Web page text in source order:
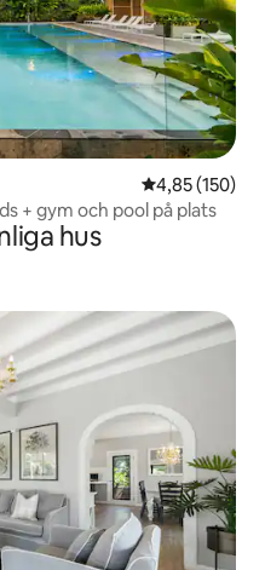
4,85 av 5 i
4,85 (150)
+ gym och pool på plats
hus